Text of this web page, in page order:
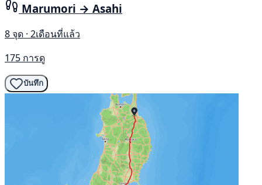
Marumori → Asahi
8 จุด · 2เดือนที่แล้ว
175 การดู
บันทึก